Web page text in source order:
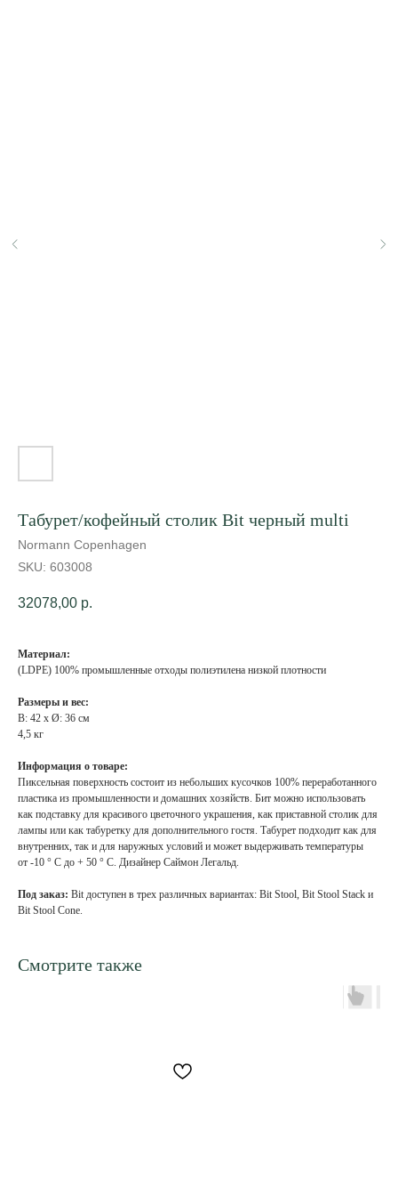
Табурет/кофейный столик Bit черный multi
Normann Copenhagen
SKU: 603008
32078,00 р.
Материал:
(LDPE) 100% промышленные отходы полиэтилена низкой плотности
Размеры и вес:
В: 42 x Ø: 36 см
4,5 кг
Информация о товаре:
Пиксельная поверхность состоит из небольших кусочков 100% переработанного
пластика из промышленности и домашних хозяйств. Бит можно использовать
как подставку для красивого цветочного украшения, как приставной столик для
лампы или как табуретку для дополнительного гостя. Табурет подходит как для
внутренних, так и для наружных условий и может выдерживать температуры
от -10 ° C до + 50 ° C. Дизайнер Саймон Легальд.
Под заказ: Bit доступен в трех различных вариантах: Bit Stool, Bit Stool Stack и
Bit Stool Cone.
Смотрите также